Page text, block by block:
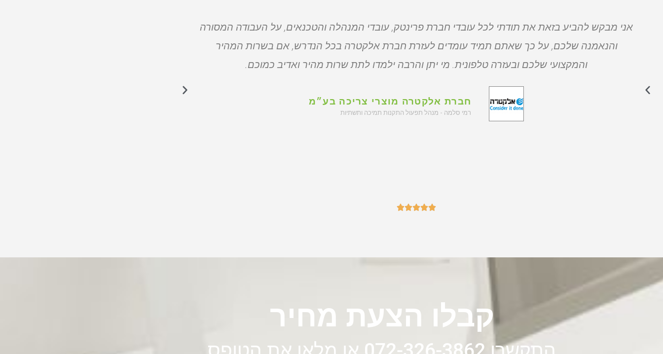
אני מבקש להביע בזאת את תודתי לכל עובדי חברת פרינטק, עובדי המנהלה והטכנאים, על העבודה המסורה
והנאמנה שלכם, על כך שאתם תמיד עומדים לעזרת חברת אלקטרה בכל הנדרש, אם בשרות המהיר
והמקצועי שלכם ובעזרה טלפונית. מי יתן והרבה ילמדו לתת שרות מהיר ואדיב כמוכם.
חברת אלקטרה מוצרי צריכה בע״מ
רמי סלמה - מנהל תפעול התקנות תמיכה ותשתיות





קבלו הצעת מחיר